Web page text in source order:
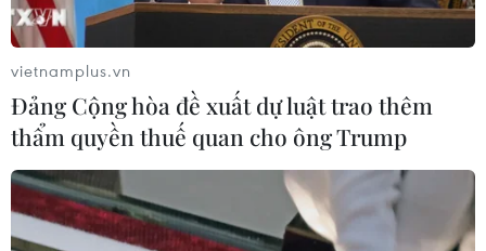
Iran cảnh báo đáp trả nhằm vào hạ
tầng năng lượng khu vực nếu bị tấn
công
06/08/2026 04:37
vietnamplus.vn
Đảng Cộng hòa đề xuất dự luật trao thêm
thẩm quyền thuế quan cho ông Trump